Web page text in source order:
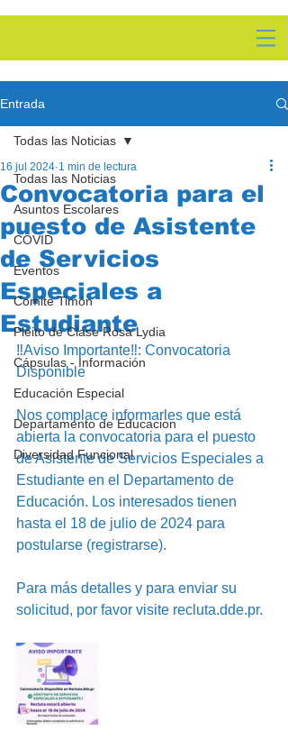
Entrada
Todas las Noticias
Asuntos Escolares
COVID
Eventos
Comite Timón
Pleito de Clase Rosa Lydia
Cápsulas - Información
Educación Especial
Departamento de Educacion
Diversidad Funcional
Todas las Noticias
Convocatoria para el
puesto de Asistente
de Servicios
Especiales a
Estudiante
16 jul 2024 1 min de lectura
‼️Aviso Importante‼️: Convocatoria
Disponible
Nos complace informarles que está
abierta la convocatoria para el puesto
de Asistente de Servicios Especiales a
Estudiante en el Departamento de
Educación. Los interesados tienen
hasta el 18 de julio de 2024 para
postularse (registrarse).
Para más detalles y para enviar su
solicitud, por favor visite recluta.dde.pr.